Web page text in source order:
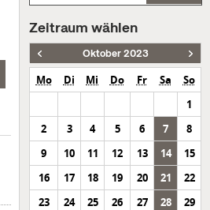
Zeitraum wählen
Oktober 2023
Mo Di Mi Do Fr Sa
So
1
2
3 4 5 6 7
8
9
10 11 12 13 14
15
16
17 18 19 20 21
22
23
24 25 26 27 28
29